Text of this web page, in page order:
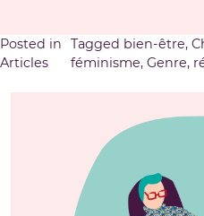
Posted in
Articles
Tagged bien-être,
féminisme,Genre,